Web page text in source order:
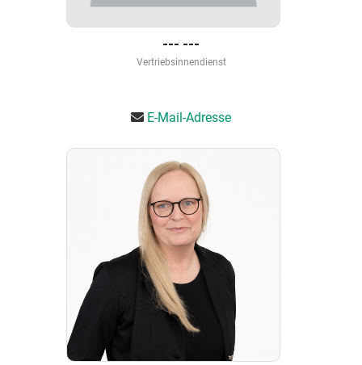
--- ---
Vertriebsinnendienst
E-Mail-Adresse